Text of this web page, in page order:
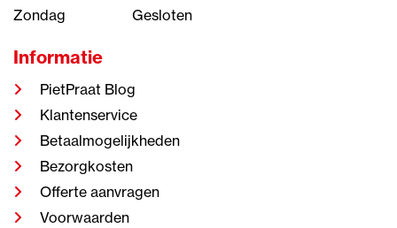
Zondag
Gesloten
Informatie
PietPraat Blog
Klantenservice
Betaalmogelijkheden
Bezorgkosten
Offerte aanvragen
Voorwaarden